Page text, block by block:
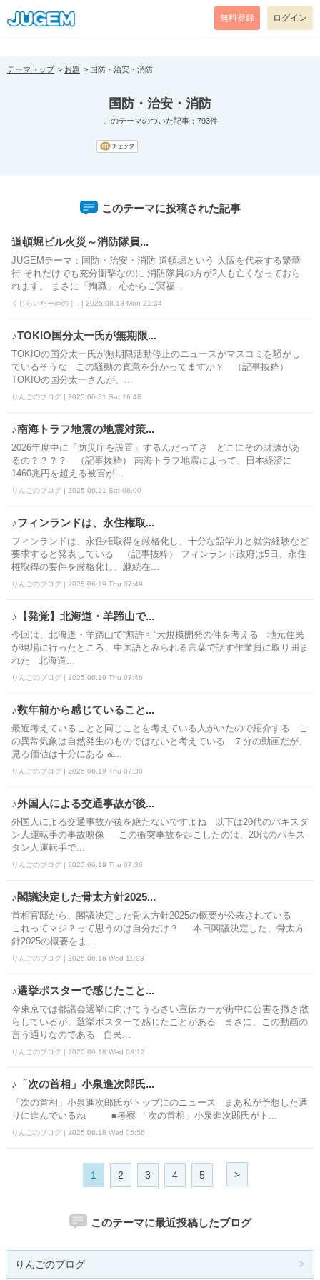
[pear_error: message="Success" code=0 mode=return level=notice
prefix="" info=""]
無料登録 ログイン
テーマトップ お題 国防・治安・消防
国防・治安・消防
このテーマのついた記事：793件
このテーマに投稿された記事
道頓堀ビル火災～消防隊員...
JUGEMテーマ：国防・治安・消防 道頓堀という 大阪を代表する繁華
街 それだけでも充分衝撃なのに 消防隊員の方が2人も亡くなっておら
れます。 まさに「殉職」 心からご冥福...
くじらいだー@の [... | 2025.08.18 Mon 21:34
♪TOKIO国分太一氏が無期限...
TOKIOの国分太一氏が無期限活動停止のニュースがマスコミを騒がし
ているそうな この騒動の真意を分かってますか？ （記事抜粋）
TOKIOの国分太一さんが、...
りんごのブログ | 2025.06.21 Sat 16:48
♪南海トラフ地震の地震対策...
2026年度中に「防災庁を設置」するんだってさ どこにその財源があ
るの？？？？ （記事抜粋） 南海トラフ地震によって、日本経済に
1460兆円を超える被害が...
りんごのブログ | 2025.06.21 Sat 08:00
♪フィンランドは、永住権取...
フィンランドは、永住権取得を厳格化し、十分な語学力と就労経験など
要求すると発表している （記事抜粋） フィンランド政府は5日、永住
権取得の要件を厳格化し、継続在...
りんごのブログ | 2025.06.19 Thu 07:49
♪【発覚】北海道・羊蹄山で...
今回は、北海道・羊蹄山で“無許可”大規模開発の件を考える 地元住民
が現場に行ったところ、中国語とみられる言葉で話す作業員に取り囲ま
れた 北海道...
りんごのブログ | 2025.06.19 Thu 07:46
♪数年前から感じていること...
最近考えていることと同じことを考えている人がいたので紹介する こ
の異常気象は自然発生のものではないと考えている ７分の動画だが、
見る価値は十分にある &...
りんごのブログ | 2025.06.19 Thu 07:38
♪外国人による交通事故が後...
外国人による交通事故が後を絶たないですよね 以下は20代のパキスタ
ン人運転手の事故映像 この衝突事故を起こしたのは、20代のパキス
タン人運転手で...
りんごのブログ | 2025.06.19 Thu 07:36
♪閣議決定した骨太方針2025...
首相官邸から、閣議決定した骨太方針2025の概要が公表されている
これってマジ？って思うのは自分だけ？ 本日閣議決定した、骨太方
針2025の概要をま...
りんごのブログ | 2025.06.18 Wed 11:03
♪選挙ポスターで感じたこと...
今東京では都議会選挙に向けてうるさい宣伝カーが街中に公害を撒き散
らしているが、選挙ポスターで感じたことがある まさに、この動画の
言う通りなのである 自民...
りんごのブログ | 2025.06.18 Wed 08:12
♪「次の首相」小泉進次郎氏...
「次の首相」小泉進次郎氏がトップにのニュース まあ私が予想した通
りに進んでいるね ■考察 「次の首相」小泉進次郎氏がト...
りんごのブログ | 2025.06.18 Wed 05:56
1 2 3 4 5 >
このテーマに最近投稿したブログ
りんごのブログ